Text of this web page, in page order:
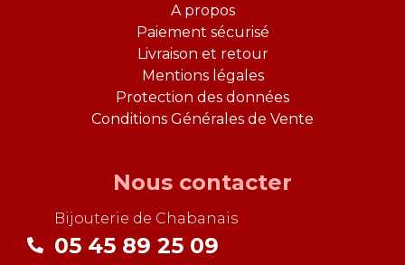
A propos
Paiement sécurisé
Livraison et retour
Mentions légales
Protection des données
Conditions Générales de Vente
Nous contacter
Bijouterie de Chabanais
05 45 89 25 09